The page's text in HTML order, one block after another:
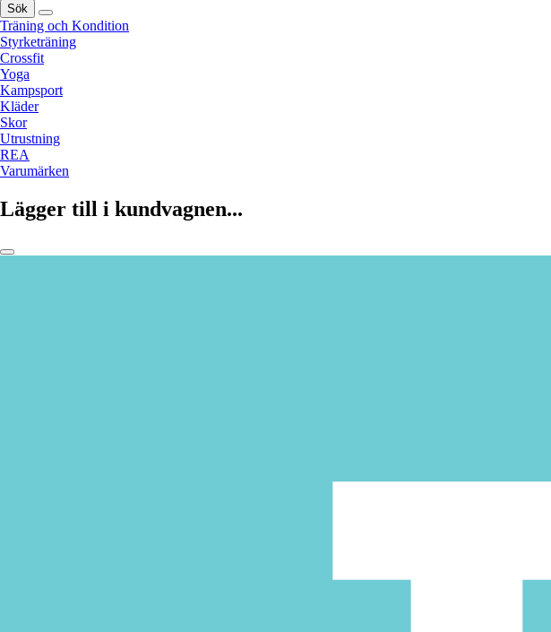
Sök
Träning och Kondition
Styrketräning
Crossfit
Yoga
Kampsport
Kläder
Skor
Utrustning
REA
Varumärken
Lägger till i kundvagnen...